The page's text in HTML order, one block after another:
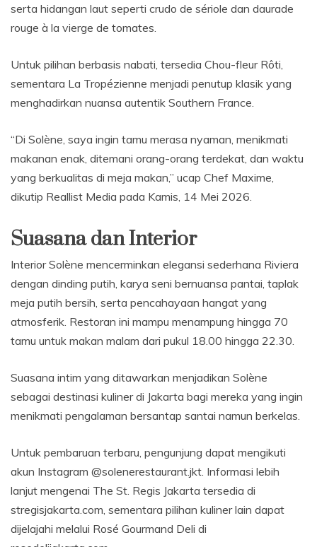
serta hidangan laut seperti crudo de sériole dan daurade
rouge à la vierge de tomates.
Untuk pilihan berbasis nabati, tersedia Chou-fleur Rôti,
sementara La Tropézienne menjadi penutup klasik yang
menghadirkan nuansa autentik Southern France.
“Di Solène, saya ingin tamu merasa nyaman, menikmati
makanan enak, ditemani orang-orang terdekat, dan waktu
yang berkualitas di meja makan,” ucap Chef Maxime,
dikutip Reallist Media pada Kamis, 14 Mei 2026.
Suasana dan Interior
Interior Solène mencerminkan elegansi sederhana Riviera
dengan dinding putih, karya seni bernuansa pantai, taplak
meja putih bersih, serta pencahayaan hangat yang
atmosferik. Restoran ini mampu menampung hingga 70
tamu untuk makan malam dari pukul 18.00 hingga 22.30.
Suasana intim yang ditawarkan menjadikan Solène
sebagai destinasi kuliner di Jakarta bagi mereka yang ingin
menikmati pengalaman bersantap santai namun berkelas.
Untuk pembaruan terbaru, pengunjung dapat mengikuti
akun Instagram @solenerestaurant.jkt. Informasi lebih
lanjut mengenai The St. Regis Jakarta tersedia di
stregisjakarta.com, sementara pilihan kuliner lain dapat
dijelajahi melalui Rosé Gourmand Deli di